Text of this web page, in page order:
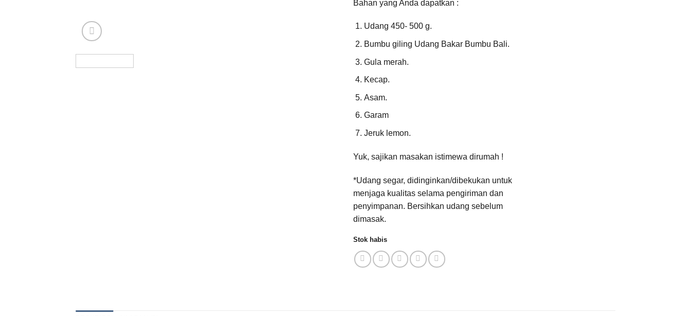
Bahan yang Anda dapatkan :
Udang 450- 500 g.
Bumbu giling Udang Bakar Bumbu Bali.
Gula merah.
Kecap.
Asam.
Garam
Jeruk lemon.
Yuk, sajikan masakan istimewa dirumah !
*Udang segar, didinginkan/dibekukan untuk
menjaga kualitas selama pengiriman dan
penyimpanan. Bersihkan udang sebelum
dimasak.
Stok habis